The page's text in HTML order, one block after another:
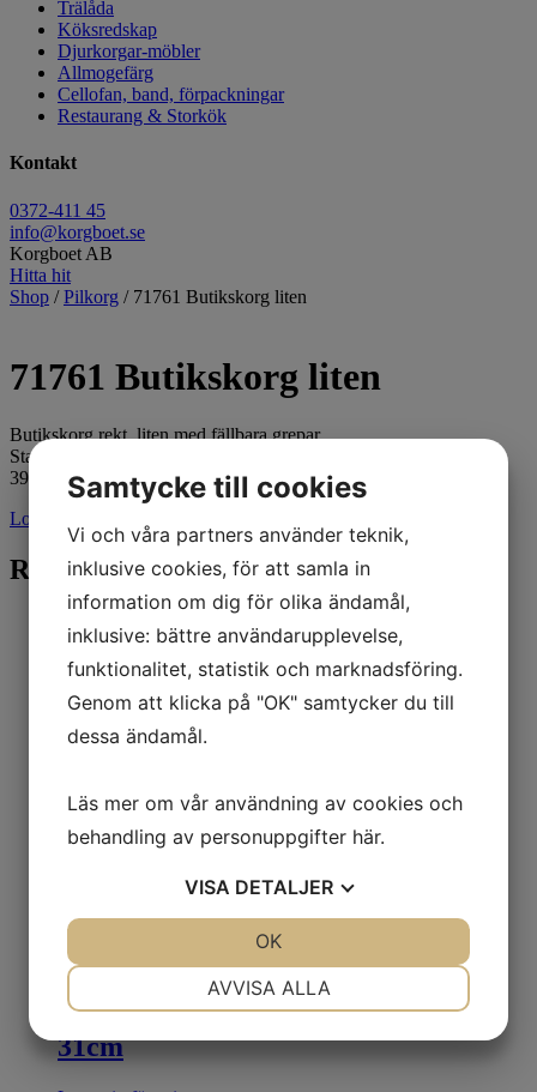
Trälåda
Köksredskap
Djurkorgar-möbler
Allmogefärg
Cellofan, band, förpackningar
Restaurang & Storkök
Kontakt
0372-411 45
info@korgboet.se
Korgboet AB
Hitta hit
Shop /Pilkorg / 71761 Butikskorg liten
71761 Butikskorg liten
Butikskorg rekt. liten med fällbara grepar.
Stapelbar.
39x30x14(29)cm.
Logga in för pris
Relaterade produkter
53118 VÄSKA med 2 handtag liten
31cm
Samtycke till cookies
Vi och våra partners använder teknik,
inklusive cookies, för att samla in
information om dig för olika ändamål,
inklusive: bättre användarupplevelse,
funktionalitet, statistik och marknadsföring.
Genom att klicka på "OK" samtycker du till
dessa ändamål.
Läs mer om vår användning av cookies och
behandling av personuppgifter här.
VISA DETALJER
MARKNADSFÖRING
AVVISA ALLA
OK